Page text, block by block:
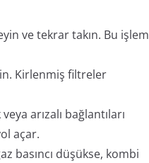
ve tekrar takın. Bu işlem
Kirlenmiş filtreler
arızalı bağlantıları
açar.
basıncı düşükse, kombi